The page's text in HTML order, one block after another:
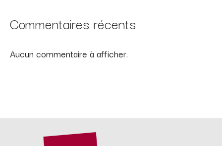
Commentaires récents
Aucun commentaire à afficher.